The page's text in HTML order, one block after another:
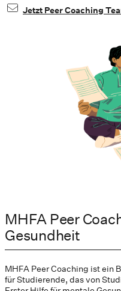
Jetzt Peer Coaching
MHFA Peer
Gesundheit
MHFA Peer Coaching ist ein
für Studierende, das von